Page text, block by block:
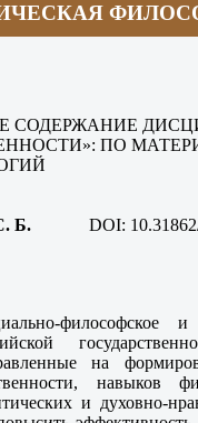
СОДЕРЖАНИЕ
ПО
Б. DOI:
философское и
на
навыков
и духовно-